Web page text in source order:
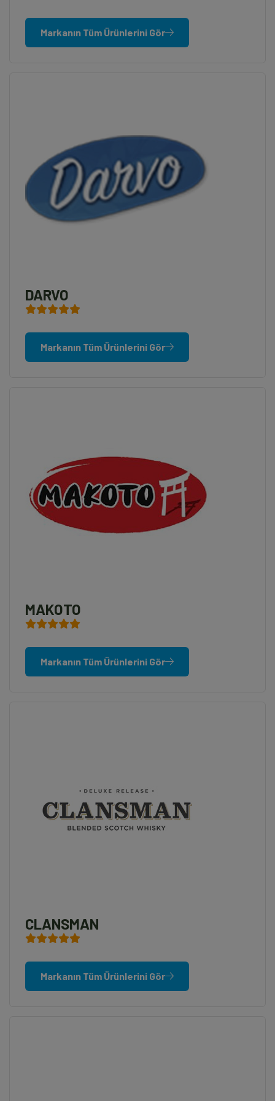
Markanın Tüm Ürünlerini Gör
DARVO
Markanın Tüm Ürünlerini Gör
MAKOTO
Markanın Tüm Ürünlerini Gör
CLANSMAN
Markanın Tüm Ürünlerini Gör